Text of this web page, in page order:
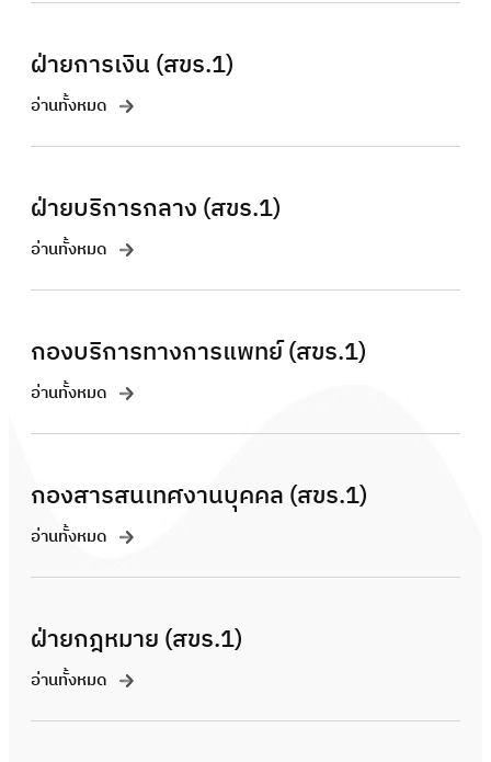
ฝ่ายการเงิน (สขร.1)
อ่านทั้งหมด
ฝ่ายบริการกลาง (สขร.1)
อ่านทั้งหมด
กองบริการทางการแพทย์ (สขร.1)
อ่านทั้งหมด
กองสารสนเทศงานบุคคล (สขร.1)
อ่านทั้งหมด
ฝ่ายกฎหมาย (สขร.1)
อ่านทั้งหมด